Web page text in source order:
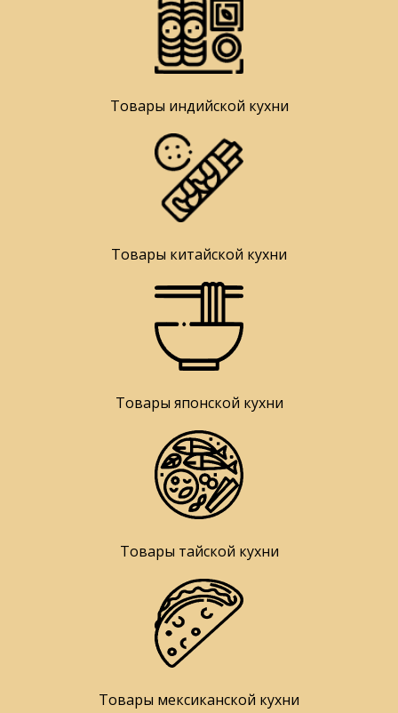
Товары индийской кухни
Товары китайской кухни
Товары японской кухни
Товары тайской кухни
Товары мексиканской кухни